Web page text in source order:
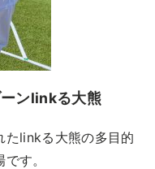
ンlinkる大熊
たlinkる大熊の多目的
す。